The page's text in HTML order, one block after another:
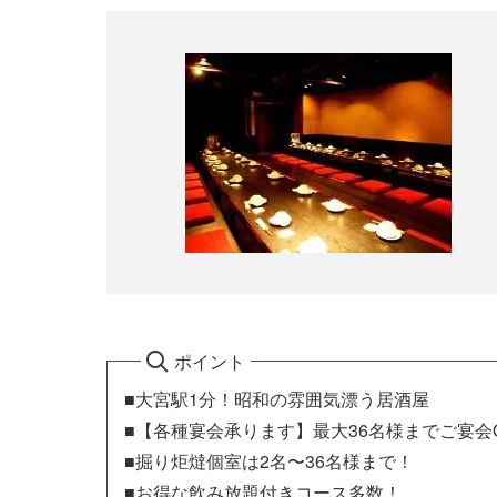
ポイント
■大宮駅1分！昭和の雰囲気漂う居酒屋
■【各種宴会承ります】最大36名様までご宴
■掘り炬燵個室は2名〜36名様まで！